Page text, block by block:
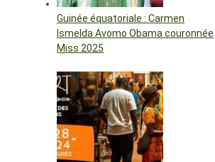
Guinée équatoriale : Carmen
Ismelda Avomo Obama couronnée
Miss 2025